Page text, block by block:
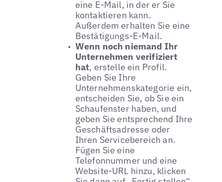
eine E-Mail, in der er Sie
kontaktieren kann.
Außerdem erhalten Sie eine
Bestätigungs-E-Mail.
Wenn noch niemand Ihr
Unternehmen verifiziert
hat, erstelle ein Profil.
Geben Sie Ihre
Unternehmenskategorie ein,
entscheiden Sie, ob Sie ein
Schaufenster haben, und
geben Sie entsprechend Ihre
Geschäftsadresse oder
Ihren Servicebereich an.
Fügen Sie eine
Telefonnummer und eine
Website-URL hinzu, klicken